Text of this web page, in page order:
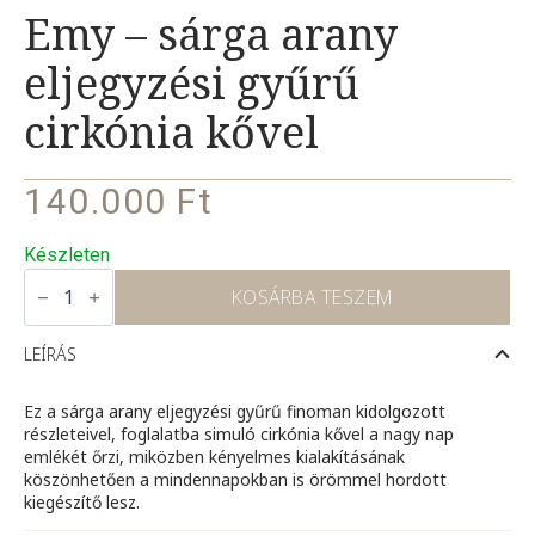
Emy – sárga arany
eljegyzési gyűrű
cirkónia kővel
140.000 Ft
Készleten
Emy
arany
eljegyzési
kővel
mennyiség
KOSÁRBA TESZEM
LEÍRÁS
Ez a sárga arany eljegyzési gyűrű finoman kidolgozott
részleteivel, foglalatba simuló cirkónia kővel a nagy nap
emlékét őrzi, miközben kényelmes kialakításának
köszönhetően a mindennapokban is örömmel hordott
kiegészítő lesz.